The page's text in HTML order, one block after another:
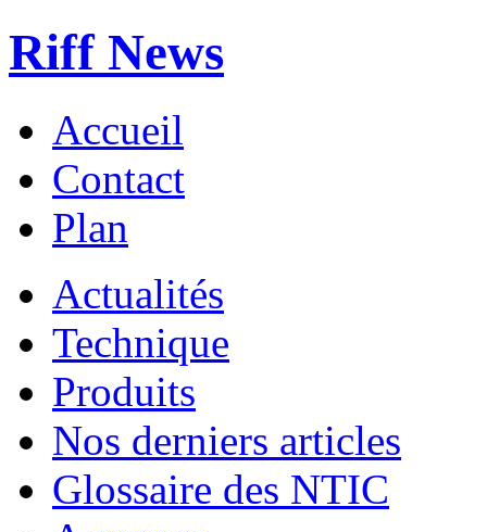
Riff News
Accueil
Contact
Plan
Actualités
Technique
Produits
Nos derniers articles
Glossaire des NTIC